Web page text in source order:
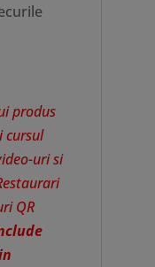
produs
cursul
uri si
QR